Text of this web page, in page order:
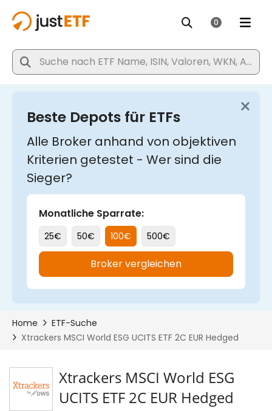
Xtrackers MSCI World ESG
UCITS ETF 2C EUR Hedged